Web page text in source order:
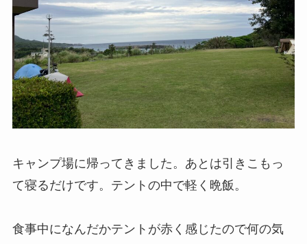
キャンプ場に帰ってきました。あとは引きこもっ
て寝るだけです。テントの中で軽く晩飯。
食事中になんだかテントが赤く感じたので何の気